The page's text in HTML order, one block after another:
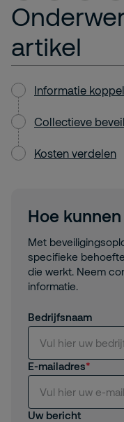
artikel
Informatie
Collectieve
Kosten verdelen
Hoe
Met
specifieke
die werkt. Neem
informatie.
Bedrijfsnaam
E-mailadres
Uw bericht